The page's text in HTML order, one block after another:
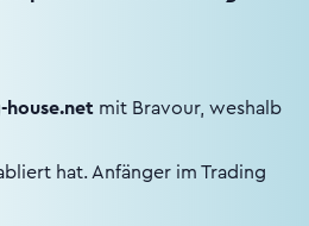
house.net mit Bravour, weshalb
hat. Anfänger im Trading